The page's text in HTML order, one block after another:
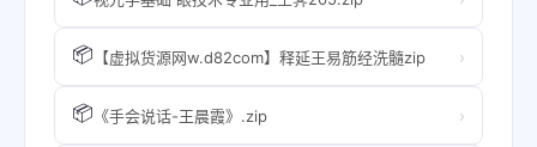
📦 【虚拟货源网w.d82com】释延王易筋经洗髓zip ›
📦 《手会说话-王晨霞》.zip ›